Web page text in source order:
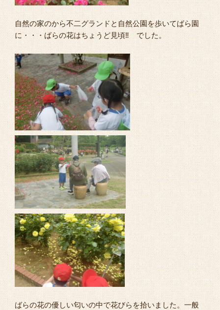
自然の家のから不二グランドと自然公園を歩いてばら園
に・・・ばらの花はちょうど見頃‼ でした。
ばらの花の優しい匂いの中で花びらを拾いました。一般